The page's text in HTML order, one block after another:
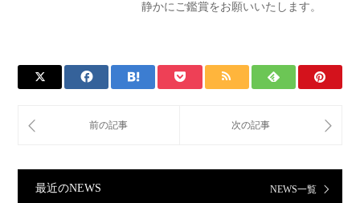
静かにご鑑賞をお願いいたします。
最近のNEWS NEWS一覧